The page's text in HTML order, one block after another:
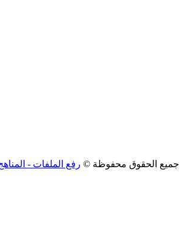
جميع الحقوق محفوظة © رفع الملفات -